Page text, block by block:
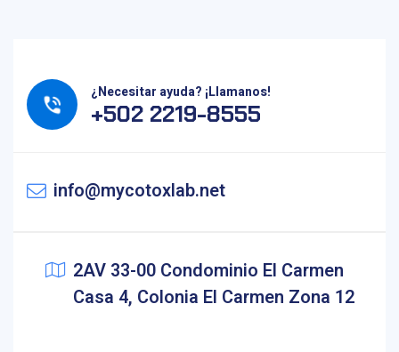
¿Necesitar ayuda? ¡Llamanos!
+502 2219-8555
info@mycotoxlab.net
2AV 33-00 Condominio El Carmen
Casa 4, Colonia El Carmen Zona 12